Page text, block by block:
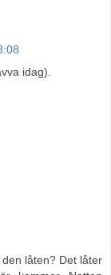
idag).
låten? Det låter